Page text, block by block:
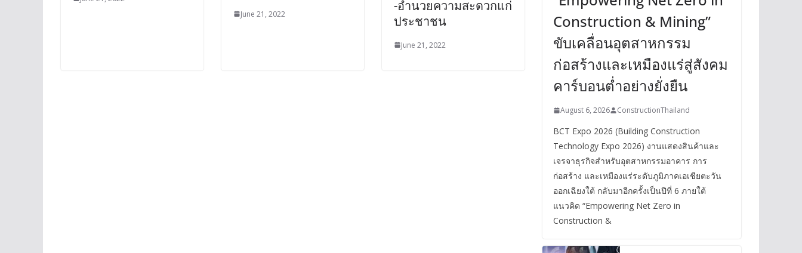
June 21, 2022
-อำนวยความสะดวกแก่
ประชาชน
June 21, 2022
Construction & Mining”
ขับเคลื่อนอุตสาหกรรม
ก่อสร้างและเหมืองแร่สู่สังคม
คาร์บอนต่ำอย่างยั่งยืน
August 6, 2026 ConstructionThailand
BCT Expo 2026 (Building Construction
Technology Expo 2026) งานแสดงสินค้าและ
เจรจาธุรกิจสำหรับอุตสาหกรรมอาคาร การ
ก่อสร้าง และเหมืองแร่ระดับภูมิภาคเอเชียตะวัน
ออกเฉียงใต้ กลับมาอีกครั้งเป็นปีที่ 6 ภายใต้
แนวคิด “Empowering Net Zero in
Construction &